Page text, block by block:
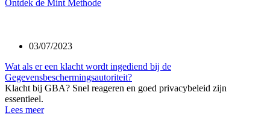
Ontdek de Mint Methode
03/07/2023
Wat als er een klacht wordt ingediend bij de
Gegevensbeschermingsautoriteit?
Klacht bij GBA? Snel reageren en goed privacybeleid zijn
essentieel.
Lees meer